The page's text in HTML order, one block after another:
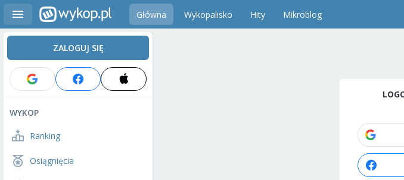
Główna Wykopalisko Hity Mikroblog
ZALOGUJ SIĘ
WYKOP
Ranking
Osiągnięcia